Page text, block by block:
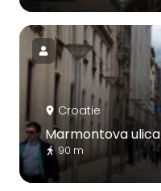
Croatie
Marmontova ulica
90 m